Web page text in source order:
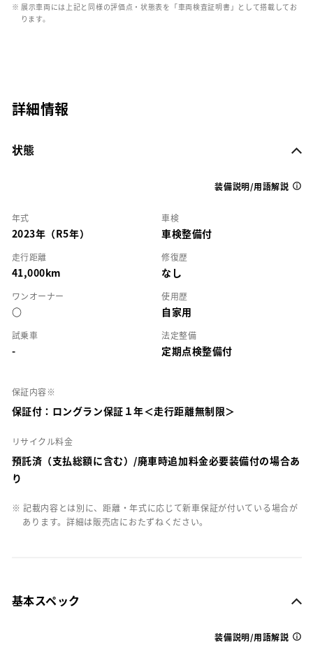
※ 展示車両には上記と同様の評価点・状態表を「車両検査証明書」として搭載してお
ります。
詳細情報
状態
装備説明/用語解説
年式
2023年（R5年）
車検
車検整備付
走行距離
41,000km
修復歴
なし
ワンオーナー
○
使用歴
自家用
試乗車
-
法定整備
定期点検整備付
保証内容※
保証付：ロングラン保証１年＜走行距離無制限＞
リサイクル料金
預託済（支払総額に含む）/廃車時追加料金必要装備付の場合あ
り
※ 記載内容とは別に、距離・年式に応じて新車保証が付いている場合が
あります。詳細は販売店におたずねください。
基本スペック
装備説明/用語解説